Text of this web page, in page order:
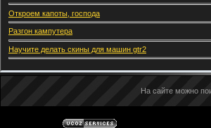
Откроем капоты, господа
Разгон кампутера
Научите делать скины для машин gtr2
На сайте можно